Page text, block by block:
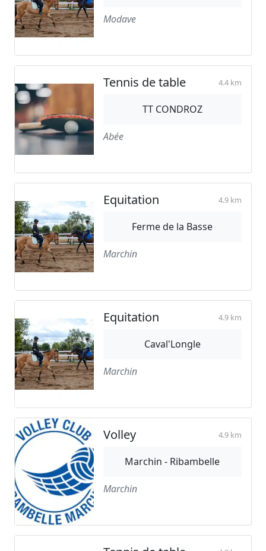
Modave
Tennis de table 4.4 km
TT CONDROZ
Abée
Equitation 4.9 km
Ferme de la Basse
Marchin
Equitation 4.9 km
Caval'Longle
Marchin
Volley 4.9 km
Marchin - Ribambelle
Marchin